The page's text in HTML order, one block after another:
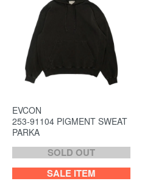
EVCON
253-91104 PIGMENT SWEAT
PARKA
SOLD OUT
SALE ITEM